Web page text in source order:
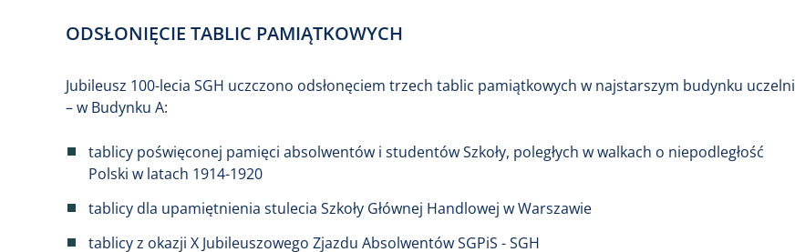
ODSŁONIĘCIE TABLIC PAMIĄTKOWYCH
Jubileusz 100-lecia SGH uczczono odsłonęciem trzech tablic pamiątkowych w najstarszym budynku uczelni
– w Budynku A:
tablicy poświęconej pamięci absolwentów i studentów Szkoły, poległych w walkach o niepodległość
Polski w latach 1914-1920
tablicy dla upamiętnienia stulecia Szkoły Głównej Handlowej w Warszawie
tablicy z okazji X Jubileuszowego Zjazdu Absolwentów SGPiS - SGH